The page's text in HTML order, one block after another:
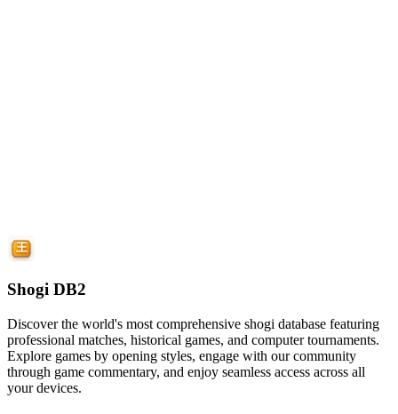
Shogi DB2
Discover the world's most comprehensive shogi database featuring
professional matches, historical games, and computer tournaments.
Explore games by opening styles, engage with our community
through game commentary, and enjoy seamless access across all
your devices.